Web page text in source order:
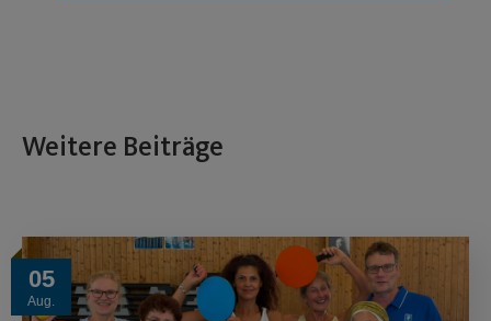
Weitere Beiträge
05
Aug.